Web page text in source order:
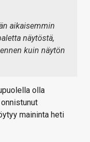
aikaisemmin
näytöstä,
kuin näytön
olla
maininta heti